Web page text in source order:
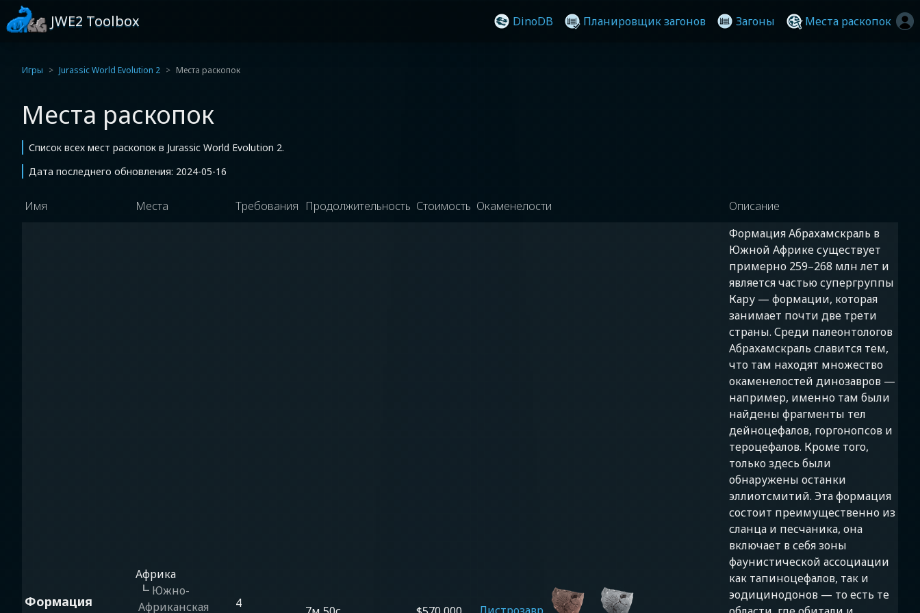
JWE2 Toolbox DinoDB Планировщик загонов Загоны Места раскопок
Игры Jurassic World Evolution 2 Места раскопок
Места раскопок
Список всех мест раскопок в Jurassic World Evolution 2.
Дата последнего обновления: 2024-05-16
Имя Места Требования Продолжительность Стоимость Окаменелости Описание
Формация
Африка
┗ Южно-
Африканская
4
Формация Абрахамскраль в
Южной Африке существует
примерно 259–268 млн лет и
является частью супергруппы
Кару — формации, которая
занимает почти две трети
страны. Среди палеонтологов
Абрахамскраль славится тем,
что там находят множество
окаменелостей динозавров —
например, именно там были
найдены фрагменты тел
дейноцефалов, горгонопсов и
тероцефалов. Кроме того,
только здесь были
обнаружены останки
эллиотсмитий. Эта формация
состоит преимущественно из
сланца и песчаника, она
включает в себя зоны
фаунистической ассоциации
как тапиноцефалов, так и
эодицинодонов — то есть те